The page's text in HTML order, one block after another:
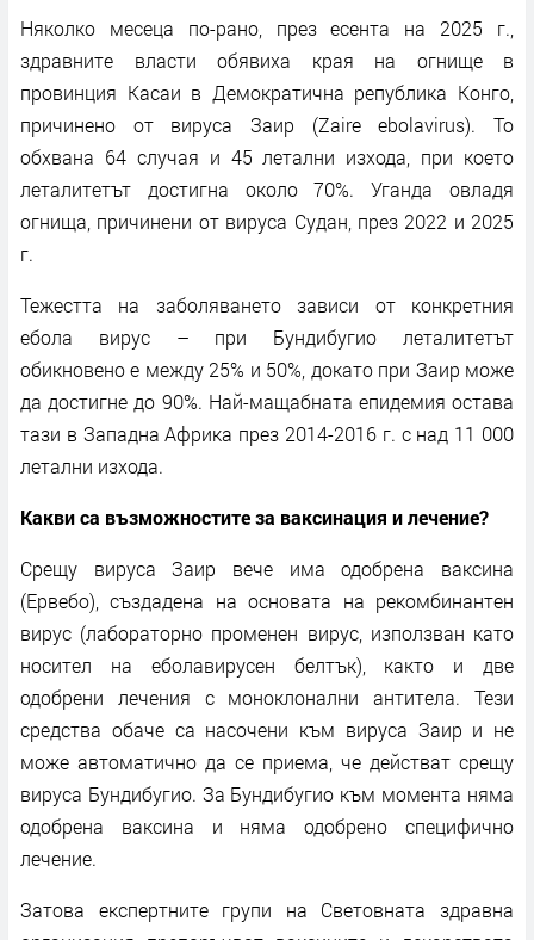
Няколко месеца по-рано, през есента на 2025 г.,
здравните власти обявиха края на огнище в
провинция Касаи в Демократична република Конго,
причинено от вируса Заир (Zaire ebolavirus). То
обхвана 64 случая и 45 летални изхода, при което
леталитетът достигна около 70%. Уганда овладя
огнища, причинени от вируса Судан, през 2022 и 2025
г.
Тежестта на заболяването зависи от конкретния
ебола вирус – при Бундибугио леталитетът
обикновено е между 25% и 50%, докато при Заир може
да достигне до 90%. Най-мащабната епидемия остава
тази в Западна Африка през 2014-2016 г. с над 11 000
летални изхода.
Какви са възможностите за ваксинация и лечение?
Срещу вируса Заир вече има одобрена ваксина
(Ервебо), създадена на основата на рекомбинантен
вирус (лабораторно променен вирус, използван като
носител на еболавирусен белтък), както и две
одобрени лечения с моноклонални антитела. Тези
средства обаче са насочени към вируса Заир и не
може автоматично да се приема, че действат срещу
вируса Бундибугио. За Бундибугио към момента няма
одобрена ваксина и няма одобрено специфично
лечение.
Затова експертните групи на Световната здравна